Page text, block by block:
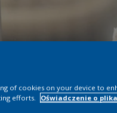
of cookies on your device to
efforts.
Oświadczenie o